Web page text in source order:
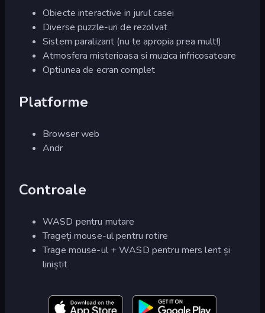
Obiecte interactive in jurul casei
Diverse puzzle-uri de rezolvat
Sistem paralizant (nu te apropia prea mult!)
Atmosfera misterioasa si muzica infricosatoare
Optiunea de ecran complet
Platforme
Browser web
Andr
Controale
WASD pentru mutare
Trageți mouse-ul pentru rotire
Trage mouse-ul + WASD pentru mers lent și
liniștit